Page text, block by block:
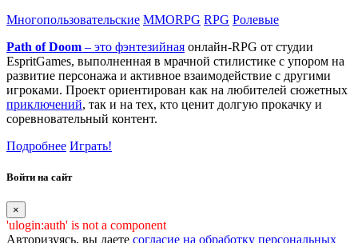
Многопользовательские MMORPG RPG Ролевые
Path of Doom – это фэнтезийная онлайн-RPG от студии
EspritGames, выполненная в мрачной стилистике с упором на
развитие персонажа и активное взаимодействие с другими
игроками. Проект ориентирован как на любителей сюжетных
приключений, так и на тех, кто ценит долгую прокачку и
соревновательный контент.
Подробнее Играть!
Войти на сайт
×
'ulogin:auth' is not a component
Авторизуясь, вы даете согласие на обработку персональных